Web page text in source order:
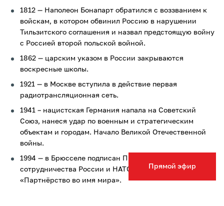
Прямой эфир
1812 — Наполеон Бонапарт обратился с воззванием к
войскам, в котором обвинил Россию в нарушении
Тильзитского соглашения и назвал предстоящую войну
с Россией второй польской войной.
1862 — царским указом в России закрываются
воскресные школы.
1921 — в Москве вступила в действие первая
радиотрансляционная сеть.
1941 – нацистская Германия напала на Советский
Союз, нанеся удар по военным и стратегическим
объектам и городам. Начало Великой Отечественной
войны.
1994 — в Брюсселе подписан Протокол об основах
сотрудничества России и НАТО в рамках программы
«Партнёрство во имя мира».